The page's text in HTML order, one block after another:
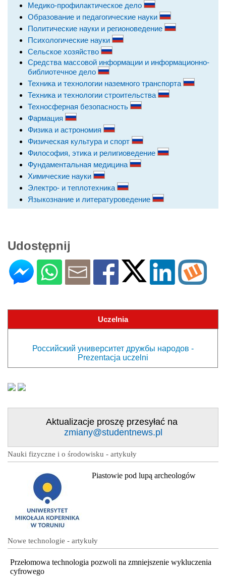
Медико-профилактическое дело
Образование и педагогические науки
Политические науки и регионоведение
Психологические науки
Сельское хозяйство
Средства массовой информации и информационно-
библиотечное дело
Техника и технологии наземного транспорта
Техника и технологии строительства
Техносферная безопасность
Фармация
Физика и астрономия
Физическая культура и спорт
Философия, этика и религиоведение
Фундаментальная медицина
Химические науки
Электро- и теплотехника
Языкознание и литературоведение
Udostępnij
Uczelnia
Российский университет дружбы народов -
Prezentacja uczelni
Aktualizacje proszę przesyłać na
zmiany@studentnews.pl
Nauki fizyczne i o środowisku - artykuły
Piastowie pod lupą archeologów
Nowe technologie - artykuły
Przełomowa technologia pozwoli na zmniejszenie wykluczenia
cyfrowego